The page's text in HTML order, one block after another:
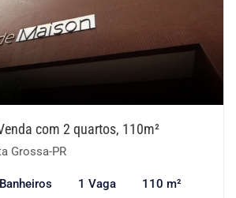
com 2 quartos, 110m²
Grossa-PR
1 Vaga 110 m²